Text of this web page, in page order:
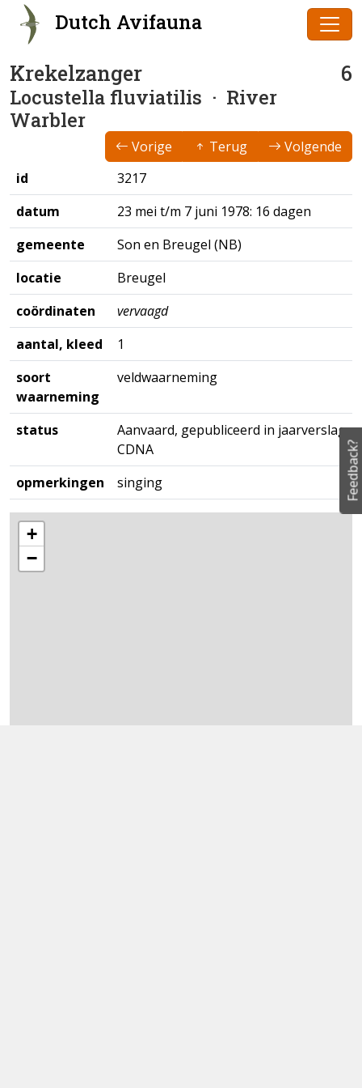
Dutch Avifauna
Krekelzanger 6
Locustella fluviatilis · River
Warbler
Vorige Terug
Volgende
id
3217
datum
23 mei t/m 7 juni 1978: 16 dagen
gemeente
Son en Breugel (NB)
locatie
Breugel
coördinaten
vervaagd
aantal, kleed
1
soort
waarneming
veldwaarneming
status
Aanvaard, gepubliceerd in jaarverslag
CDNA
opmerkingen
singing
+
−
Feedback?